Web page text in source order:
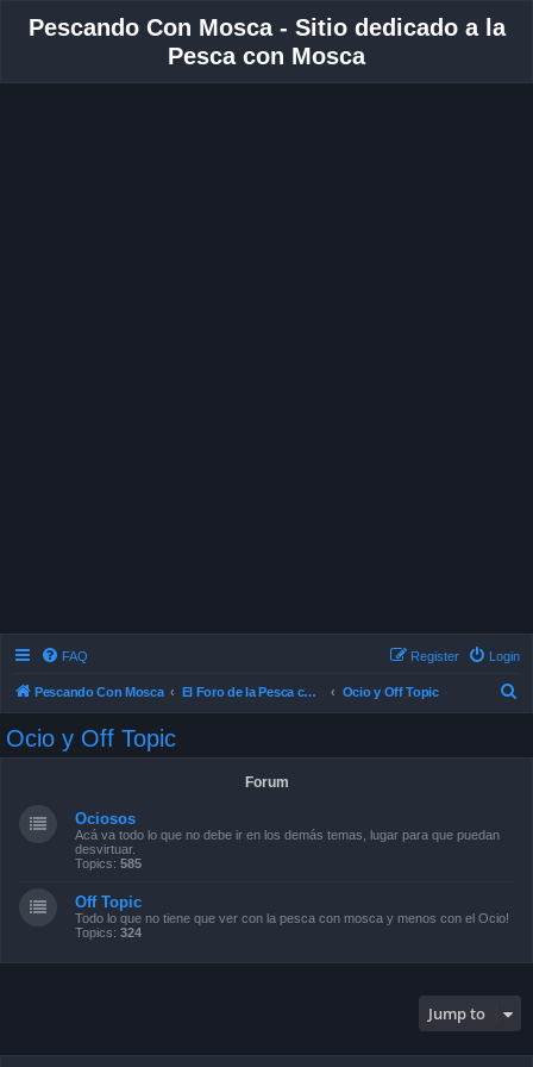
Pescando Con Mosca - Sitio dedicado a la
Pesca con Mosca
FAQ Login
Register
Pescando Con Mosca El Foro de la Pesca con Mosca en Chile Ocio y Off Topic
Ocio y Off Topic
Forum
Ociosos
Acá va todo lo que no debe ir en los demás temas, lugar para que puedan
desvirtuar.
Topics: 585
Off Topic
Todo lo que no tiene que ver con la pesca con mosca y menos con el Ocio!
Topics: 324
Jump to